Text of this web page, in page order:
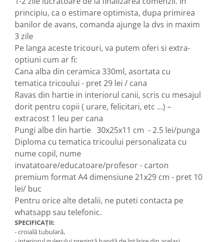
principiu, ca o estimare optimista, dupa primirea
banilor de avans, comanda ajunge la dvs in maxim
3 zile
Pe langa aceste tricouri, va putem oferi si extra-
optiuni cum ar fi:
Cana alba din ceramica 330ml, asortata cu
tematica tricoului - pret 29 lei / cana
Ravas din hartie in interiorul canii, scris cu mesajul
dorit pentru copii ( urare, felicitari, etc ...) –
extracost 1 leu per cana
Pungi albe din hartie 30x25x11 cm - 2.5 lei/punga
Diploma cu tematica tricoului personalizata cu
nume copil, nume
invatatoare/educatoare/profesor - carton
premium format A4 dimensiune 21x29 cm - pret 10
lei/ buc
Pentru orice alte detalii, ne puteti contacta pe
whatsapp sau telefonic.
SPECIFICAȚII:
- croială tubulară,